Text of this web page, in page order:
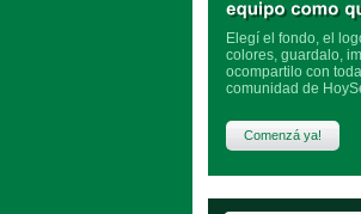
IL
Elegí el fondo, el
colores, guardalo,
ocompartilo con
comunidad de
Comenzá ya!